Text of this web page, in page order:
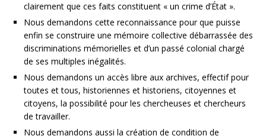
clairement que ces faits constituent « un crime d’État ».
Nous demandons cette reconnaissance pour que puisse
enfin se construire une mémoire collective débarrassée des
discriminations mémorielles et d’un passé colonial chargé
de ses multiples inégalités.
Nous demandons un accès libre aux archives, effectif pour
toutes et tous, historiennes et historiens, citoyennes et
citoyens, la possibilité pour les chercheuses et chercheurs
de travailler.
Nous demandons aussi la création de condition de